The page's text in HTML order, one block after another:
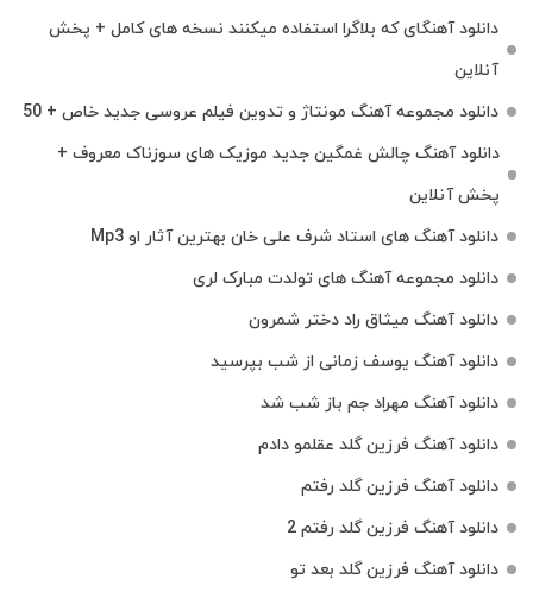
دانلود آهنگای که بلاگرا استفاده میکنند نسخه های کامل + پخش
آنلاین
دانلود مجموعه آهنگ مونتاژ و تدوین فیلم عروسی جدید خاص + 50
دانلود آهنگ چالش غمگین جدید موزیک های سوزناک معروف +
پخش آنلاین
دانلود آهنگ های استاد شرف علی خان بهترین آثار او Mp3
دانلود مجموعه آهنگ های تولدت مبارک لری
دانلود آهنگ میثاق راد دختر شمرون
دانلود آهنگ یوسف زمانی از شب بپرسید
دانلود آهنگ مهراد جم باز شب شد
دانلود آهنگ فرزین گلد عقلمو دادم
دانلود آهنگ فرزین گلد رفتم
دانلود آهنگ فرزین گلد رفتم 2
دانلود آهنگ فرزین گلد بعد تو